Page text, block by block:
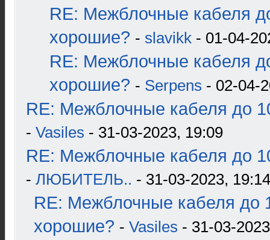
RE: Межблочные кабеля
хорошие? - slavikk - 01-04-
RE: Межблочные кабеля
хорошие? - Serpens - 02-04-
RE: Межблочные кабеля до
- Vasiles - 31-03-2023, 19:09
RE: Межблочные кабеля до
- ЛЮБИТЕЛЬ.. - 31-03-2023, 19:14
RE: Межблочные кабеля до
хорошие? - Vasiles - 31-03-